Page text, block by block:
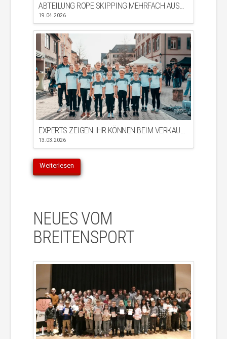
ABTEILUNG ROPE SKIPPING MEHRFACH AUSGEZEICHNET
19.04.2026
13.03.2026
Weiterlesen
NEUES VOM
BREITENSPORT